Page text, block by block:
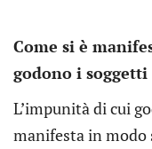
Come si è
godono i
L’impunità di cui
manifesta in